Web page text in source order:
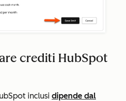
crediti HubSpot
inclusi dipende dal